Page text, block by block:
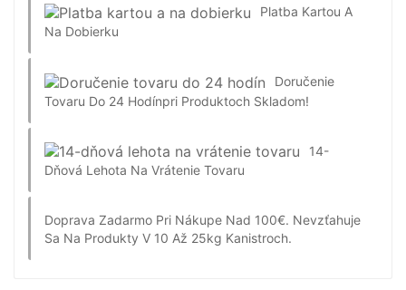
Platba Kartou A
Na Dobierku
Doručenie
Tovaru Do 24 HodínPri Produktoch Skladom!
14-
Dňová Lehota Na Vrátenie Tovaru
Doprava Zadarmo Pri Nákupe Nad 100€. Nevzťahuje
Sa Na Produkty V 10 Až 25kg Kanistroch.